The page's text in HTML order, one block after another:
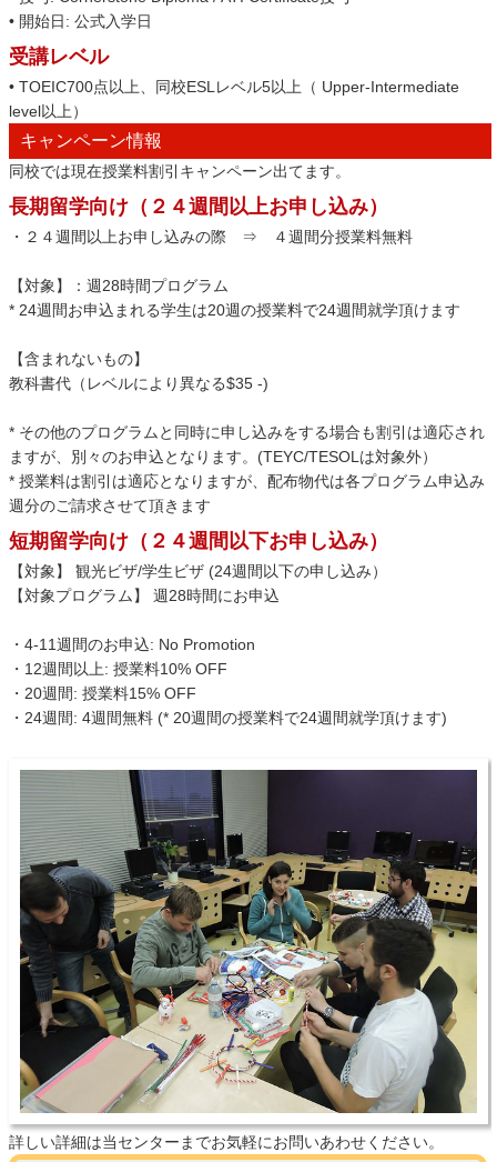
• 開始日: 公式入学日
受講レベル
• TOEIC700点以上、同校ESLレベル5以上（ Upper-Intermediate
level以上）
キャンペーン情報
同校では現在授業料割引キャンペーン出てます。
長期留学向け（２４週間以上お申し込み）
・２４週間以上お申し込みの際 ⇒ ４週間分授業料無料
【対象】：週28時間プログラム
* 24週間お申込まれる学生は20週の授業料で24週間就学頂けます
【含まれないもの】
教科書代（レベルにより異なる$35 -)
* その他のプログラムと同時に申し込みをする場合も割引は適応され
ますが、別々のお申込となります。(TEYC/TESOLは対象外）
* 授業料は割引は適応となりますが、配布物代は各プログラム申込み
週分のご請求させて頂きます
短期留学向け（２４週間以下お申し込み）
【対象】 観光ビザ/学生ビザ (24週間以下の申し込み）
【対象プログラム】 週28時間にお申込
・4-11週間のお申込: No Promotion
・12週間以上: 授業料10% OFF
・20週間: 授業料15% OFF
・24週間: 4週間無料 (* 20週間の授業料で24週間就学頂けます)
詳しい詳細は当センターまでお気軽にお問いあわせください。